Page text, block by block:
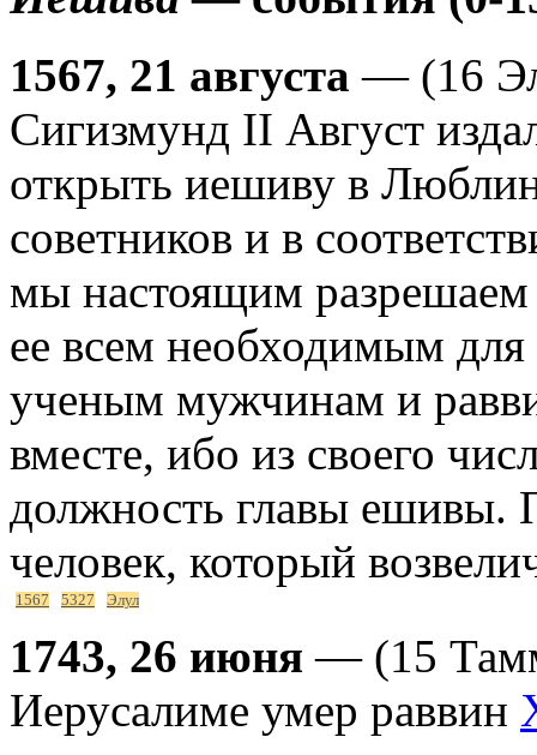
1567, 21 августа — (16
Сигизмунд II Август
открыть иешиву в
советников и в
мы настоящим разрешаем
ее всем необходимым
ученым мужчинам и
вместе, ибо из своего
должность главы ешивы.
человек, который
1567 5327 Элул
1743, 26 июня — (15
Иерусалиме умер раввин